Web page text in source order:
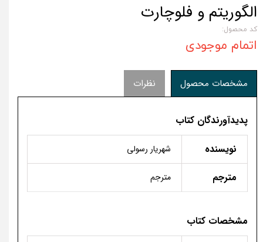
الگوریتم و فلوچارت
کد محصول:
اتمام موجودی
مشخصات محصول نظرات
پدیدآورندگان کتاب
نویسنده
شهریار رسولی
مترجم مترجم
مشخصات کتاب